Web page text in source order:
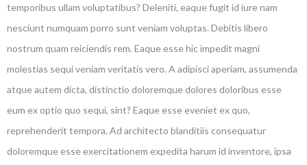
temporibus ullam voluptatibus? Deleniti, eaque fugit id iure nam
nesciunt numquam porro sunt veniam voluptas. Debitis libero
nostrum quam reiciendis rem. Eaque esse hic impedit magni
molestias sequi veniam veritatis vero. A adipisci aperiam, assumenda
atque autem dicta, distinctio doloremque dolores doloribus esse
eum ex optio quo sequi, sint? Eaque esse eveniet ex quo,
reprehenderit tempora. Ad architecto blanditiis consequatur
doloremque esse exercitationem expedita harum id inventore, ipsa